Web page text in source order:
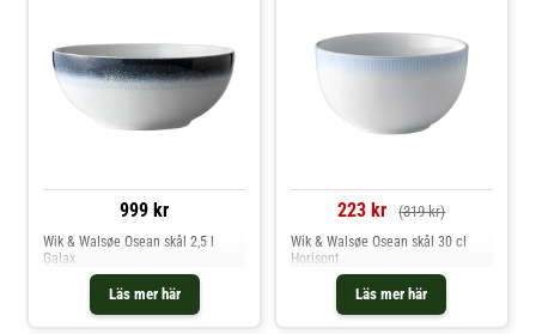
999 kr
Läs mer här
Wik & Walsøe Osean skål 2,5 l
Galax
223 kr (319 kr)
Läs mer här
Wik & Walsøe Osean skål 30 cl
Horisont